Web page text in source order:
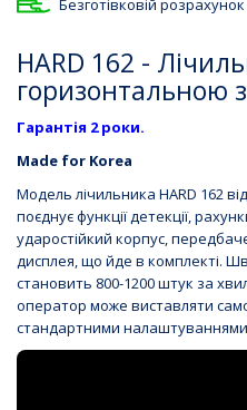
Безготівковій розрахунок
HARD 162 -
горизонтальною
Гарантія 2 роки.
Made for Korea
Модель лічильника HARD 162
поєднує функції детекції,
ударостійкий корпус,
дисплея, що йде в комплекті.
становить 800-1200 штук за
оператор може виставляти
стандартними